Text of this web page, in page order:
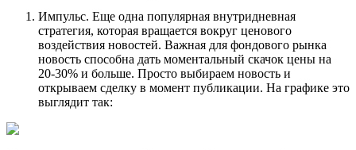
Импульс. Еще одна популярная внутридневная
стратегия, которая вращается вокруг ценового
воздействия новостей. Важная для фондового рынка
новость способна дать моментальный скачок цены на
20-30% и больше. Просто выбираем новость и
открываем сделку в момент публикации. На графике это
выглядит так: